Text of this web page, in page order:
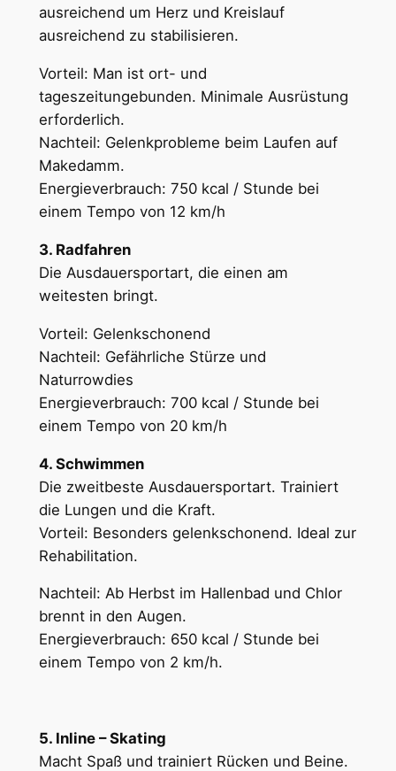
ausreichend um Herz und Kreislauf
ausreichend zu stabilisieren.
Vorteil: Man ist ort- und
tageszeitungebunden. Minimale Ausrüstung
erforderlich.
Nachteil: Gelenkprobleme beim Laufen auf
Makedamm.
Energieverbrauch: 750 kcal / Stunde bei
einem Tempo von 12 km/h
3. Radfahren
Die Ausdauersportart, die einen am
weitesten bringt.
Vorteil: Gelenkschonend
Nachteil: Gefährliche Stürze und
Naturrowdies
Energieverbrauch: 700 kcal / Stunde bei
einem Tempo von 20 km/h
4. Schwimmen
Die zweitbeste Ausdauersportart. Trainiert
die Lungen und die Kraft.
Vorteil: Besonders gelenkschonend. Ideal zur
Rehabilitation.
Nachteil: Ab Herbst im Hallenbad und Chlor
brennt in den Augen.
Energieverbrauch: 650 kcal / Stunde bei
einem Tempo von 2 km/h.
5. Inline – Skating
Macht Spaß und trainiert Rücken und Beine.